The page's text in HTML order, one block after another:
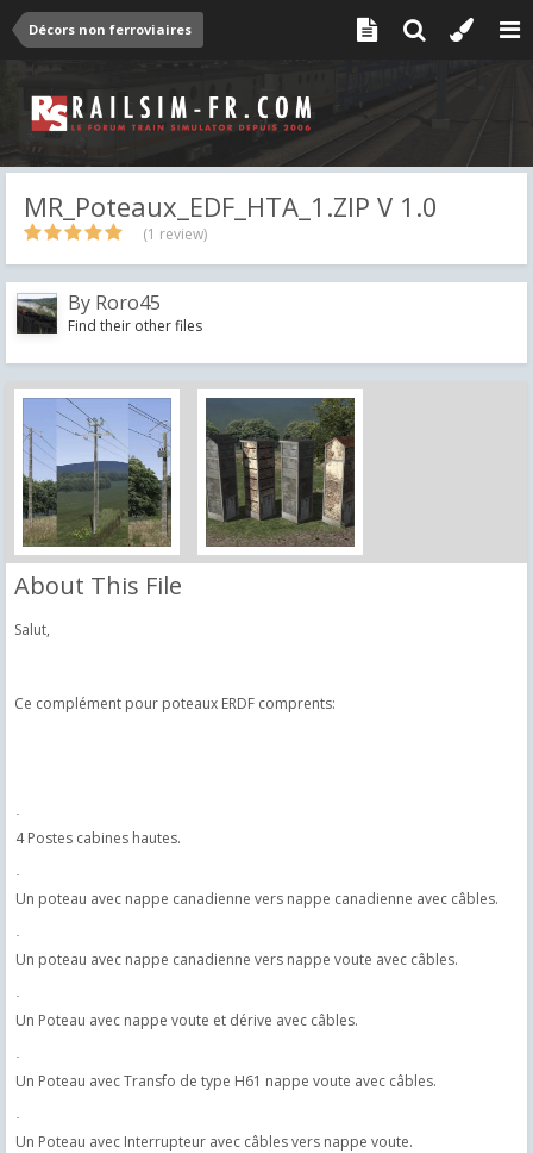
Décors non ferroviaires
MR_Poteaux_EDF_HTA_1.ZIP V 1.0
(1 review)
By Roro45
Find their other files
About This File
Salut,
Ce complément pour poteaux ERDF comprents:
·
4 Postes cabines hautes.
·
Un poteau avec nappe canadienne vers nappe canadienne avec câbles.
·
Un poteau avec nappe canadienne vers nappe voute avec câbles.
·
Un Poteau avec nappe voute et dérive avec câbles.
·
Un Poteau avec Transfo de type H61 nappe voute avec câbles.
·
Un Poteau avec Interrupteur avec câbles vers nappe voute.